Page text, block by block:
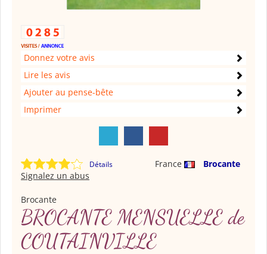
Donnez votre avis
Lire les avis
Ajouter au pense-bête
Imprimer
Détails France
Brocante
Signalez un abus
Brocante
BROCANTE MENSUELLE de
COUTAINVILLE